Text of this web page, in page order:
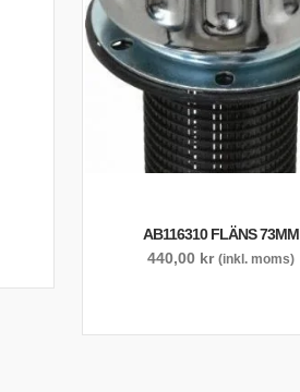
AB116310 FLÄNS 73MM
440,00 kr (inkl. moms)